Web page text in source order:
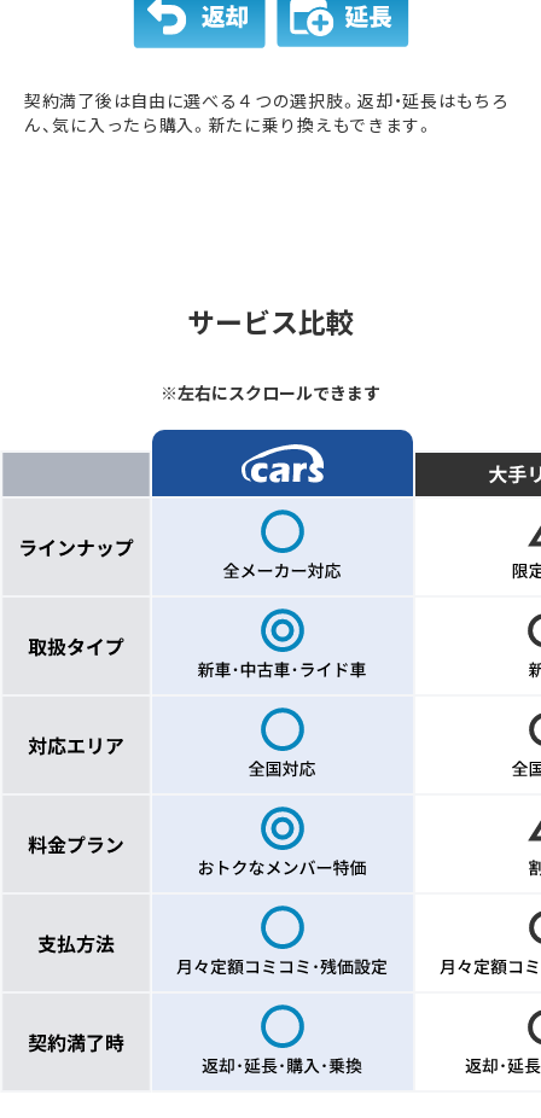
契約満了後は自由に選べる４つの選択肢。返却・延長はもちろ
ん、気に入ったら購入。新たに乗り換えもできます。
サービス比較
※左右にスクロールできます